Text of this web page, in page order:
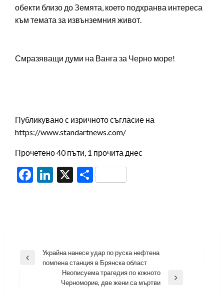
обекти близо до Земята, което подхранва интереса
към темата за извънземния живот.
Смразяващи думи на Ванга за Черно море!
Публикувано с изричното съгласие на
https://www.standartnews.com/
Прочетено 40 пъти, 1 прочита днес
Facebook
LinkedIn
X Share
Навигация
Previous
Украйна нанесе удар по руска нефтена
помпена станция в Брянска област
Неописуема трагедия по южното
Черноморие, две жени са мъртви